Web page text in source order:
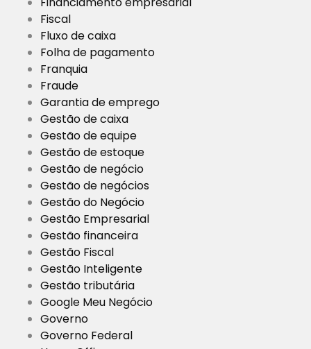
Fiscal
Fluxo de caixa
Folha de pagamento
Franquia
Fraude
Garantia de emprego
Gestão de caixa
Gestão de equipe
Gestão de estoque
Gestão de negócio
Gestão de negócios
Gestão do Negócio
Gestão Empresarial
Gestão financeira
Gestão Fiscal
Gestão Inteligente
Gestão tributária
Google Meu Negócio
Governo
Governo Federal